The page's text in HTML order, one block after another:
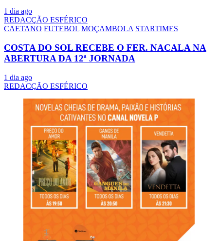
1 dia ago
REDACÇÃO ESFÉRICO
CAETANO FUTEBOL MOÇAMBOLA STARTIMES
COSTA DO SOL RECEBE O FER. NACALA NA
ABERTURA DA 12ª JORNADA
1 dia ago
REDACÇÃO ESFÉRICO